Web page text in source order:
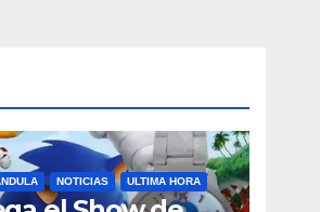
NOTICIAS ULTIMA HORA